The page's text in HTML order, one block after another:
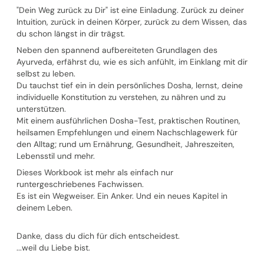
"Dein Weg zurück zu Dir" ist eine Einladung. Zurück zu deiner
Intuition, zurück in deinen Körper, zurück zu dem Wissen, das
du schon längst in dir trägst.
Neben den spannend aufbereiteten Grundlagen des
Ayurveda, erfährst du, wie es sich anfühlt, im Einklang mit dir
selbst zu leben.
Du tauchst tief ein in dein persönliches Dosha, lernst, deine
individuelle Konstitution zu verstehen, zu nähren und zu
unterstützen.
Mit einem ausführlichen Dosha-Test, praktischen Routinen,
heilsamen Empfehlungen und einem Nachschlagewerk für
den Alltag; rund um Ernährung, Gesundheit, Jahreszeiten,
Lebensstil und mehr.
Dieses Workbook ist mehr als einfach nur
runtergeschriebenes Fachwissen.
Es ist ein Wegweiser. Ein Anker. Und ein neues Kapitel in
deinem Leben.
Danke, dass du dich für dich entscheidest.
...weil du Liebe bist.